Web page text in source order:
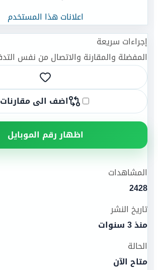
اعلانات هذا المستخدم
إجراءات سريعة
المفضلة والمقارنة والاتصال من نفس
اضف الى مقارنات
اظهار رقم الموبايل
المشاهدات
2428
تاريخ النشر
منذ 3 سنوات
الحالة
متاح الآن